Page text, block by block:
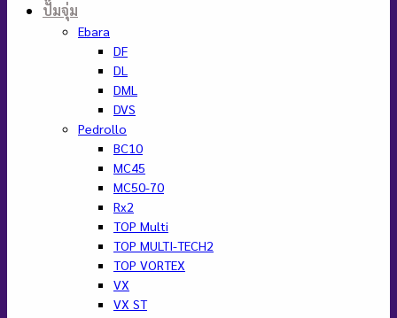
ปั๊มจุ่ม
Ebara
DF
DL
DML
DVS
Pedrollo
BC10
MC45
MC50-70
Rx2
TOP Multi
TOP MULTI-TECH2
TOP VORTEX
VX
VX ST